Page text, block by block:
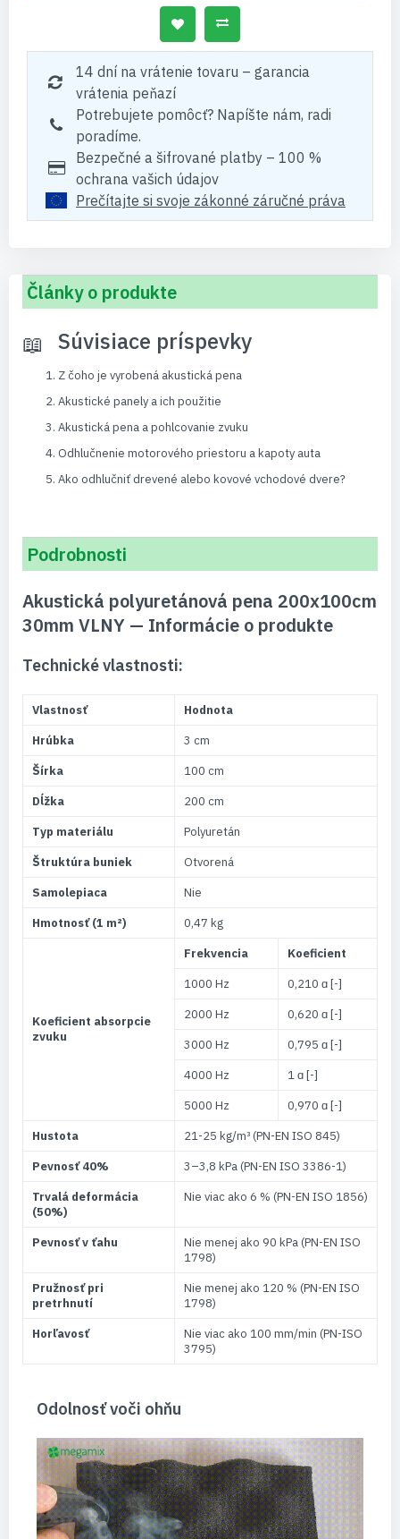
14 dní na vrátenie tovaru – garancia
vrátenia peňazí
Potrebujete pomôcť? Napíšte nám, radi
poradíme.
Bezpečné a šifrované platby – 100 %
ochrana vašich údajov
Prečítajte si svoje zákonné záručné práva
Články o produkte
Súvisiace príspevky
Z čoho je vyrobená akustická pena
Akustické panely a ich použitie
Akustická pena a pohlcovanie zvuku
Odhlučnenie motorového priestoru a kapoty auta
Ako odhlučniť drevené alebo kovové vchodové dvere?
Podrobnosti
Akustická polyuretánová pena 200x100cm
30mm VLNY — Informácie o produkte
Technické vlastnosti:
Vlastnosť
Hodnota
Hrúbka
3 cm
Šírka
100 cm
Dĺžka
200 cm
Typ materiálu
Polyuretán
Štruktúra buniek
Otvorená
Samolepiaca
Nie
Hmotnosť (1 m²)
0,47 kg
Koeficient absorpcie
zvuku
Frekvencia
Koeficient
1000 Hz
0,210 ɑ [-]
2000 Hz
0,620 ɑ [-]
3000 Hz
0,795 ɑ [-]
4000 Hz
1 ɑ [-]
5000 Hz
0,970 ɑ [-]
Hustota
21-25 kg/m³ (PN-EN ISO 845)
Pevnosť 40%
3–3,8 kPa (PN-EN ISO 3386-1)
Trvalá deformácia
(50%)
Nie viac ako 6 % (PN-EN ISO 1856)
Pevnosť v ťahu
Nie menej ako 90 kPa (PN-EN ISO
1798)
Pružnosť pri
pretrhnutí
Nie menej ako 120 % (PN-EN ISO
1798)
Horľavosť
Nie viac ako 100 mm/min (PN-ISO
3795)
Odolnosť voči ohňu